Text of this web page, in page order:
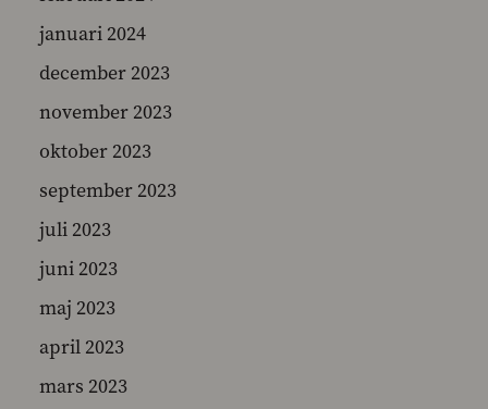
januari 2024
december 2023
november 2023
oktober 2023
september 2023
juli 2023
juni 2023
maj 2023
april 2023
mars 2023